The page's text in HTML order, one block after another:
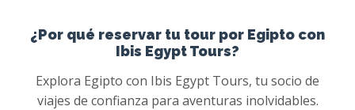
¿Por qué reservar tu tour por Egipto con
Ibis Egypt Tours?
Explora Egipto con Ibis Egypt Tours, tu socio de
viajes de confianza para aventuras inolvidables.